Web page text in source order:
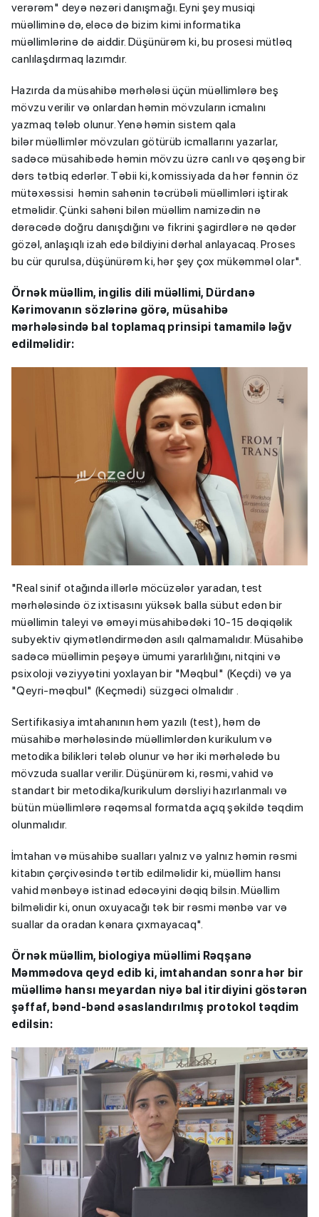
verərəm" deyə nəzəri danışmağı. Eyni şey musiqi
müəlliminə də, eləcə də bizim kimi informatika
müəllimlərinə də aiddir. Düşünürəm ki, bu prosesi mütləq
canlılaşdırmaq lazımdır.
Hazırda da müsahibə mərhələsi üçün müəllimlərə beş
mövzu verilir və onlardan həmin mövzuların icmalını
yazmaq tələb olunur. Yenə həmin sistem qala
bilər müəllimlər mövzuları götürüb icmallarını yazarlar,
sadəcə müsahibədə həmin mövzu üzrə canlı və qəşəng bir
dərs tətbiq edərlər. Təbii ki, komissiyada da hər fənnin öz
mütəxəssisi həmin sahənin təcrübəli müəllimləri iştirak
etməlidir. Çünki sahəni bilən müəllim namizədin nə
dərəcədə doğru danışdığını və fikrini şagirdlərə nə qədər
gözəl, anlaşıqlı izah edə bildiyini dərhal anlayacaq. Proses
bu cür qurulsa, düşünürəm ki, hər şey çox mükəmməl olar".
Örnək müəllim, ingilis dili müəllimi, Dürdanə
Kərimovanın sözlərinə görə, müsahibə
mərhələsində bal toplamaq prinsipi tamamilə ləğv
edilməlidir:
"Real sinif otağında illərlə möcüzələr yaradan, test
mərhələsində öz ixtisasını yüksək balla sübut edən bir
müəllimin taleyi və əməyi müsahibədəki 10-15 dəqiqəlik
subyektiv qiymətləndirmədən asılı qalmamalıdır. Müsahibə
sadəcə müəllimin peşəyə ümumi yararlılığını, nitqini və
psixoloji vəziyyətini yoxlayan bir "Məqbul" (Keçdi) və ya
"Qeyri-məqbul" (Keçmədi) süzgəci olmalıdır .
Sertifikasiya imtahanının həm yazılı (test), həm də
müsahibə mərhələsində müəllimlərdən kurikulum və
metodika bilikləri tələb olunur və hər iki mərhələdə bu
mövzuda suallar verilir. Düşünürəm ki, rəsmi, vahid və
standart bir metodika/kurikulum dərsliyi hazırlanmalı və
bütün müəllimlərə rəqəmsal formatda açıq şəkildə təqdim
olunmalıdır.
İmtahan və müsahibə sualları yalnız və yalnız həmin rəsmi
kitabın çərçivəsində tərtib edilməlidir ki, müəllim hansı
vahid mənbəyə istinad edəcəyini dəqiq bilsin. Müəllim
bilməlidir ki, onun oxuyacağı tək bir rəsmi mənbə var və
suallar da oradan kənara çıxmayacaq".
Örnək müəllim, biologiya müəllimi Rəqşanə
Məmmədova qeyd edib ki, imtahandan sonra hər bir
müəllimə hansı meyardan niyə bal itirdiyini göstərən
şəffaf, bənd-bənd əsaslandırılmış protokol təqdim
edilsin: